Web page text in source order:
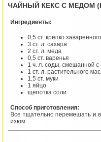
ЧАЙНЫЙ КЕКС С МЕДОМ
Ингредиенты:
0,5 ст. крепко
3 ст. л. сахара
2 ст. л. меда
0,5 ст. варенья
1 ч. л. соды, смешанной с
1 ст. л. растительного
1,5 ст. муки
1 яйцо
щепотка соли
Способ приготовления:
Все тщательно перемешать и
изюм.